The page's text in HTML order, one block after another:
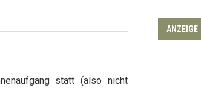
statt (also nicht
ANZEIGE